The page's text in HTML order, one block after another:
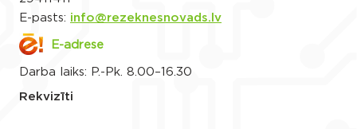
E-pasts: info@rezeknesnovads.lv
E-adrese
Darba laiks: P.-Pk. 8.00–16.30
Rekvizīti